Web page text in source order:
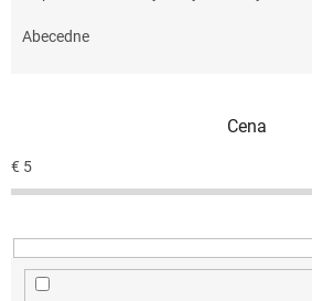
r
o
u
k
Abecedne
Cena
€ 5